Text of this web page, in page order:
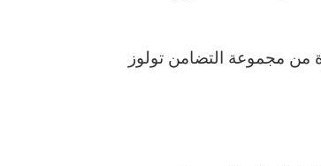
10 اكتوبر2015 بدعوة من مجموعة التضامن تولوز